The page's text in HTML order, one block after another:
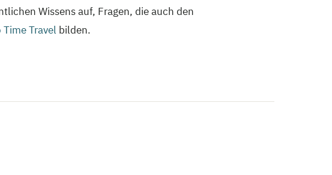
Wissens auf, Fragen, die auch den
Time Travel bilden.